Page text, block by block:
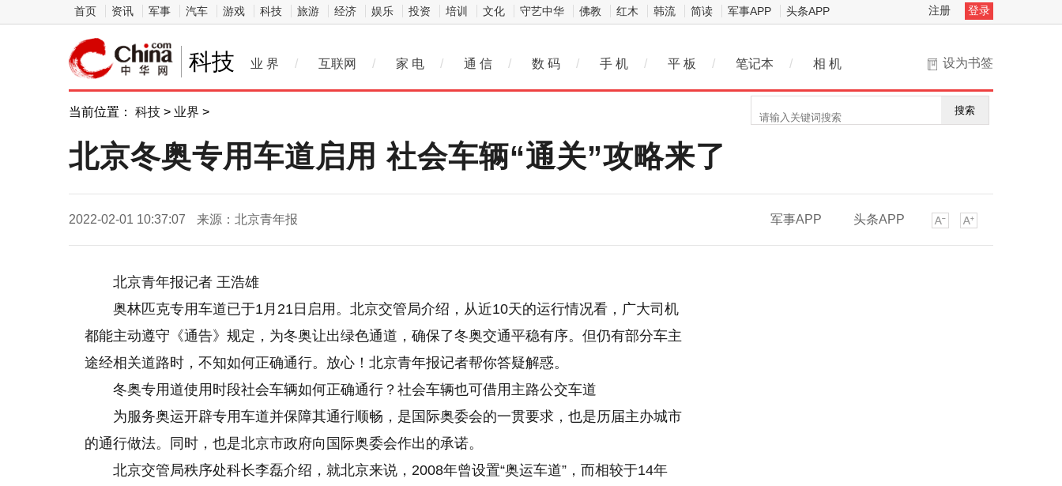
首页 资讯 军事 汽车 游戏 科技 旅游 经济 娱乐 投资 培训 文化 守艺中华 佛教 红木 韩流 简读 军事APP 头条APP 注册 登录
科技 设为书签
业 界 / 互联网 / 家 电 / 通 信 / 数 码 / 手 机 / 平 板 / 笔记本 / 相 机
当前位置： 科技 > 业界 > 搜索
北京冬奥专用车道启用 社会车辆“通关”攻略来了
2022-02-01 10:37:07 来源：北京青年报 军事APP 头条APP
北京青年报记者 王浩雄
奥林匹克专用车道已于1月21日启用。北京交管局介绍，从近10天的运行情况看，广大司机
都能主动遵守《通告》规定，为冬奥让出绿色通道，确保了冬奥交通平稳有序。但仍有部分车主
途经相关道路时，不知如何正确通行。放心！北京青年报记者帮你答疑解惑。
冬奥专用道使用时段社会车辆如何正确通行？社会车辆也可借用主路公交车道
为服务奥运开辟专用车道并保障其通行顺畅，是国际奥委会的一贯要求，也是历届主办城市
的通行做法。同时，也是北京市政府向国际奥委会作出的承诺。
北京交管局秩序处科长李磊介绍，就北京来说，2008年曾设置“奥运车道”，而相较于14年